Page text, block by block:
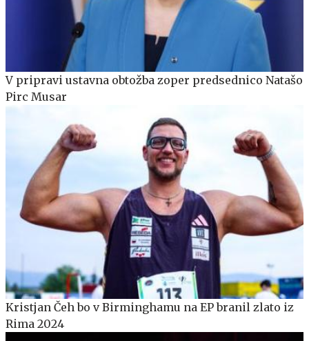
V pripravi ustavna obtožba zoper predsednico Natašo
Pirc Musar
Kristjan Čeh bo v Birminghamu na EP branil zlato iz
Rima 2024